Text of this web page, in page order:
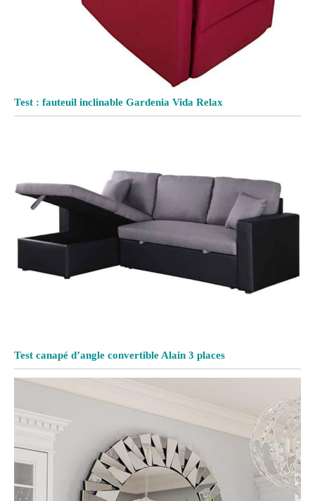
Test : fauteuil inclinable Gardenia Vida Relax
Test canapé d’angle convertible Alain 3 places